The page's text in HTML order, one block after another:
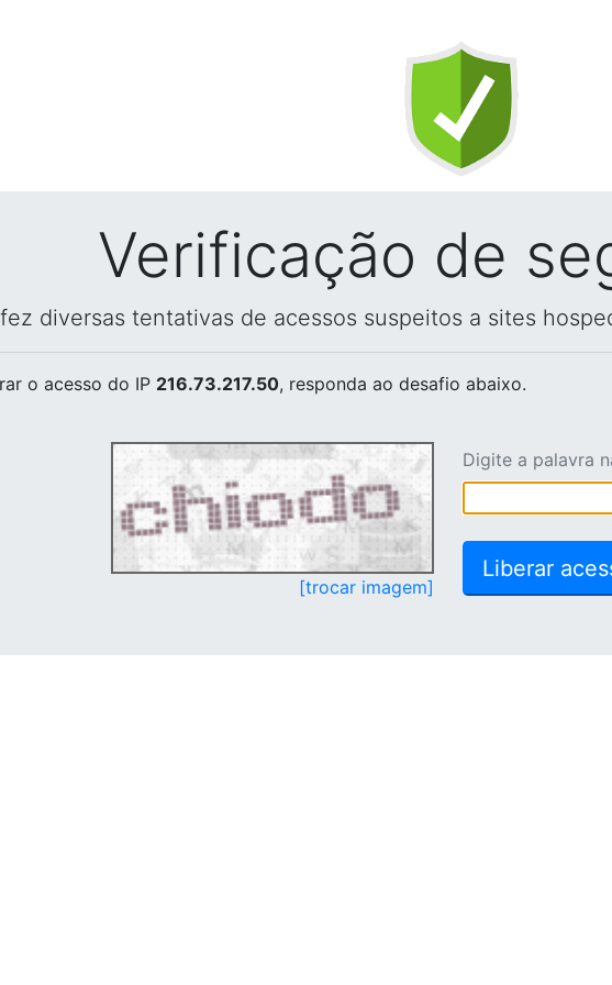
Verificação de
diversas tentativas de acessos suspeitos a sites
o acesso do IP 216.73.217.50, responda ao desafio abaixo.
[trocar imagem]
Digite a palavra